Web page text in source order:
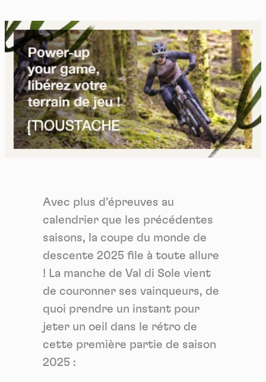
Avec plus d’épreuves au
calendrier que les précédentes
saisons, la coupe du monde de
descente 2025 file à toute allure
! La manche de Val di Sole vient
de couronner ses vainqueurs, de
quoi prendre un instant pour
jeter un oeil dans le rétro de
cette première partie de saison
2025 :